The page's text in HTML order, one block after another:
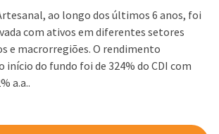
ao longo dos últimos 6 anos, foi
com ativos em diferentes setores
e macrorregiões. O rendimento
início do fundo foi de 324% do CDI com
a.a..